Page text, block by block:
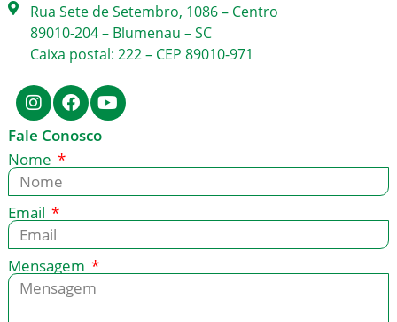
Rua Sete de Setembro, 1086 – Centro
89010-204 – Blumenau – SC
Caixa postal: 222 – CEP 89010-971
Fale Conosco
Nome
Email
Mensagem